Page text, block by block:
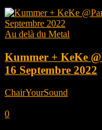
Au delà du Metal
Kummer + KeKe
16 Septembre 2022
ChairYourSound
0